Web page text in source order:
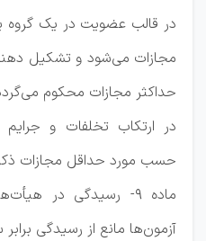
در قالب عضویت در یک گروه
مجازات می‌شود و تشکیل
حداکثر مجازات محکوم
در ارتکاب تخلفات و
حسب مورد حداقل مجازات
ماده ۹- رسیدگی در
آزمون‌ها مانع از رسیدگی